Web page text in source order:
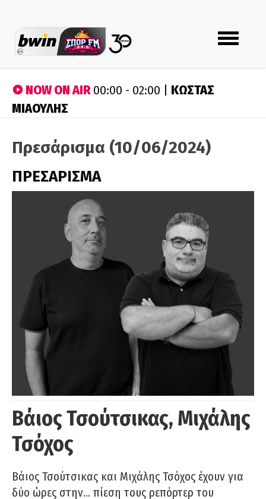
Toggle
navigation
NOW ON AIR00:00 - 02:00 | ΚΩΣΤΑΣ
ΜΙΑΟΥΛΗΣ
Πρεσάρισμα (10/06/2024)
ΠΡΕΣΑΡΙΣΜΑ
Βάιος Τσούτσικας, Μιχάλης
Τσόχος
Βάιος Τσούτσικας και Μιχάλης Τσόχος έχουν για
δύο ώρες στην… πίεση τους ρεπόρτερ του